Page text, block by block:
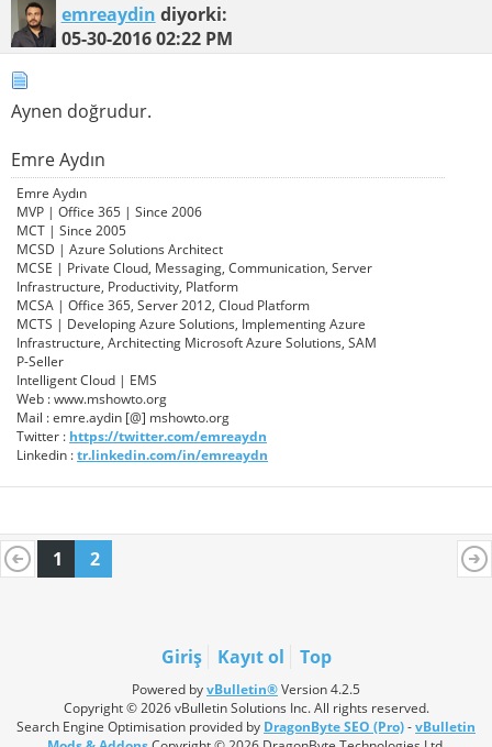
emreaydin diyorki:
05-30-201602:22 PM
Aynen doğrudur.
Emre Aydın
Emre Aydın
MVP | Office 365 | Since 2006
MCT | Since 2005
MCSD | Azure Solutions Architect
MCSE | Private Cloud, Messaging, Communication, Server
Infrastructure, Productivity, Platform
MCSA | Office 365, Server 2012, Cloud Platform
MCTS | Developing Azure Solutions, Implementing Azure
Infrastructure, Architecting Microsoft Azure Solutions, SAM
P-Seller
Intelligent Cloud | EMS
Web : www.mshowto.org
Mail : emre.aydin [@] mshowto.org
Twitter : https://twitter.com/emreaydn
Linkedin :tr.linkedin.com/in/emreaydn
1 2
Giriş Kayıt ol Top
Powered byvBulletin®Version 4.2.5
Copyright © 2026 vBulletin Solutions Inc. All rights reserved.
Search Engine Optimisation provided by DragonByte SEO (Pro)-vBulletin